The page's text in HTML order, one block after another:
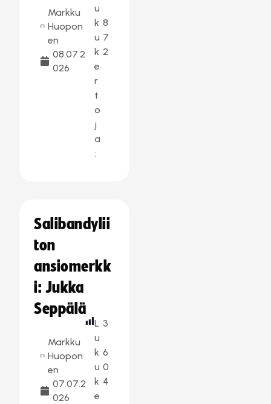
Markku
Huopon
en
08.07.2
026
u
k
u
k
e
r
t
o
j
a
:
8
7
2
Salibandylii
ton
ansiomerkk
i: Jukka
Seppälä
Markku
Huopon
en
07.07.2
026
L
u
k
u
k
e
3
6
0
4